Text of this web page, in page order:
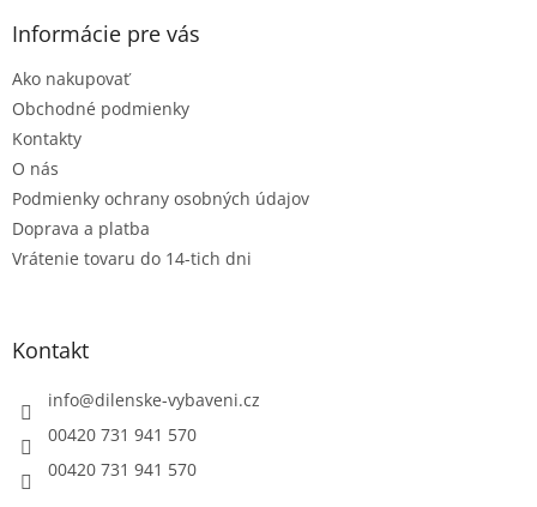
y
Informácie pre vás
Ako nakupovať
Obchodné podmienky
Kontakty
O nás
Podmienky ochrany osobných údajov
Doprava a platba
Vrátenie tovaru do 14-tich dni
Kontakt
info@dilenske-vybaveni.cz
00420 731 941 570
00420 731 941 570